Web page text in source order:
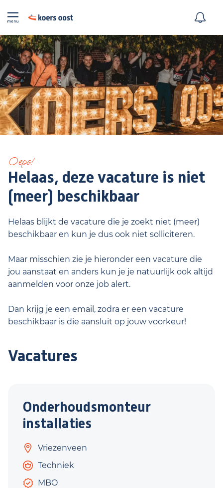
Oeps!
Helaas, deze vacature is niet
(meer) beschikbaar
Helaas blijkt de vacature die je zoekt niet (meer)
beschikbaar en kun je dus ook niet solliciteren.
Maar misschien zie je hieronder een vacature die
jou aanstaat en anders kun je je natuurlijk ook altijd
aanmelden voor onze job alert.
Dan krijg je een email, zodra er een vacature
beschikbaar is die aansluit op jouw voorkeur!
Vacatures
Onderhoudsmonteur
installaties
Vriezenveen
Techniek
MBO